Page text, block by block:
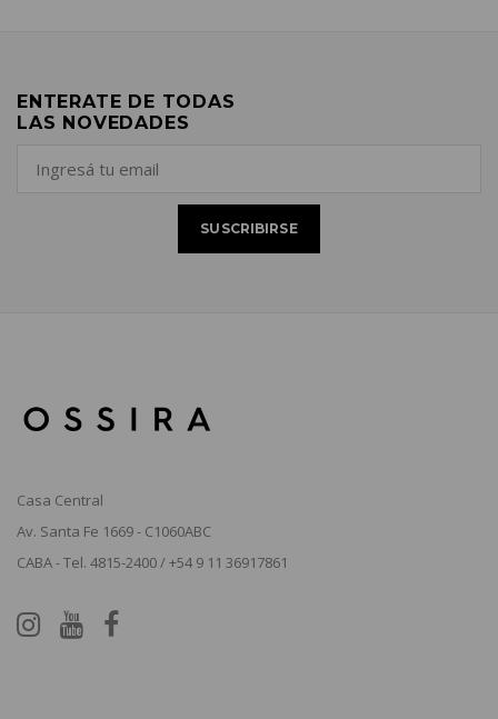
ENTERATE DE TODAS
LAS NOVEDADES
Casa Central
Av. Santa Fe 1669 - C1060ABC
CABA - Tel. 4815-2400 / +54 9 11 36917861